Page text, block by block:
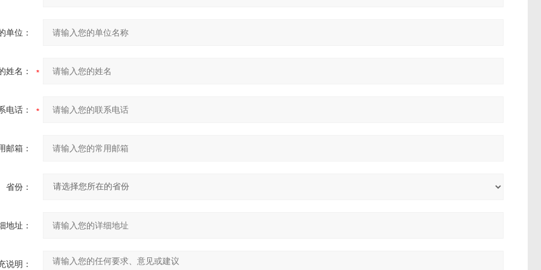
单位：
姓名：
电话：
邮箱：
省份：
地址：
说明：